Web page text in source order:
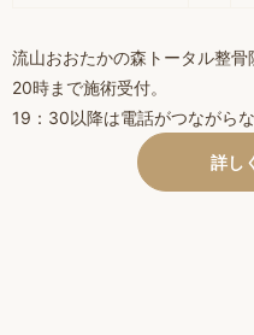
流山おおたかの森トータル整骨
20時まで施術受付。
19：30以降は電話がつながら
詳し